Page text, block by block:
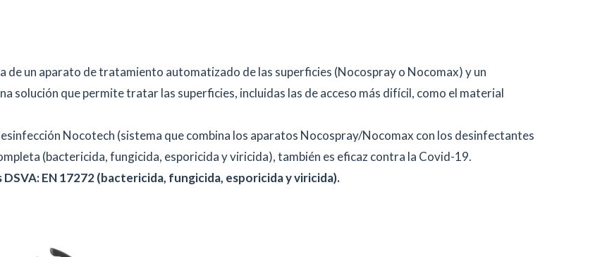
de un aparato de tratamiento automatizado de las superficies (Nocospray o Nocomax) y un
solución que permite tratar las superficies, incluidas las de acceso más difícil, como el material
Nocotech (sistema que combina los aparatos Nocospray/Nocomax con los desinfectantes
(bactericida, fungicida, esporicida y viricida), también es eficaz contra la Covid-19.
EN 17272 (bactericida, fungicida, esporicida y viricida).